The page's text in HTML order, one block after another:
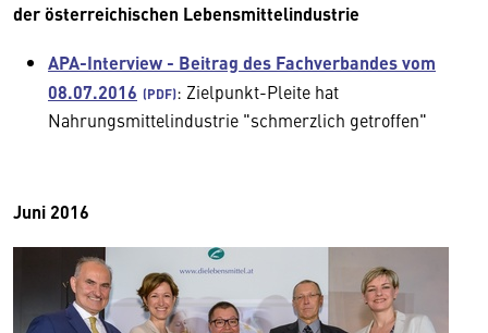
der österreichischen Lebensmittelindustrie
APA-Interview - Beitrag des Fachverbandes vom
08.07.2016
: Zielpunkt-Pleite hat
Nahrungsmittelindustrie "schmerzlich getroffen"
Juni 2016